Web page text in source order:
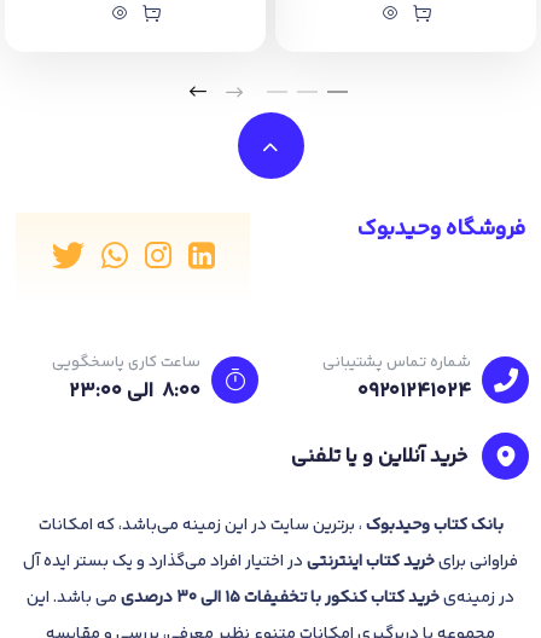
فروشگاه وحیدبوک
شماره تماس پشتیبانی
09201241024
ساعت کاری پاسخگویی
8:00 الی 23:۰۰
خرید آنلاین و یا تلفنی
بانککتاب وحیدبوک، برترین سایت در این زمینه می‌باشد، که امکانات
فراوانی برایخرید کتاباینترنتیدر اختیار افراد می‌گذارد و یک بستر ایده آل
در زمینه‌یخرید کتاب کنکور با تخفیفات 15 الی 30 درصدی
می باشد. این